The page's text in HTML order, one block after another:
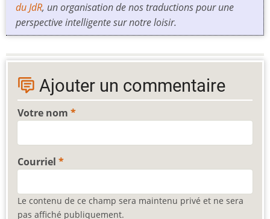
du JdR, un organisation de nos traductions pour une
perspective intelligente sur notre loisir.
Ajouter un commentaire
Votre nom
Courriel
Le contenu de ce champ sera maintenu privé et ne sera
pas affiché publiquement.